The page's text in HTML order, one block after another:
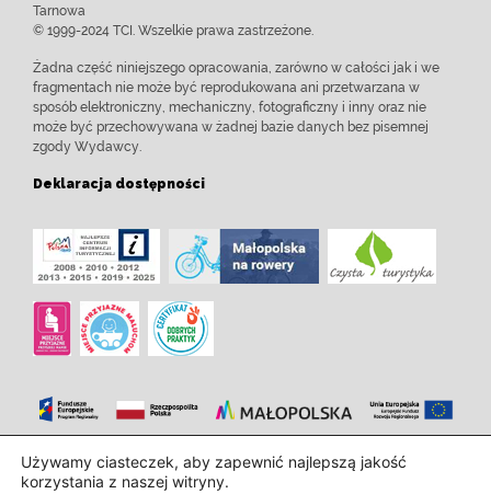
Tarnowa
© 1999-2024 TCI. Wszelkie prawa zastrzeżone.
Żadna część niniejszego opracowania, zarówno w całości jak i we
fragmentach nie może być reprodukowana ani przetwarzana w
sposób elektroniczny, mechaniczny, fotograficzny i inny oraz nie
może być przechowywana w żadnej bazie danych bez pisemnej
zgody Wydawcy.
Deklaracja dostępności
Zaprojektowanie i wdrożenie:InTechHouse.com
Używamy ciasteczek, aby zapewnić najlepszą jakość
korzystania z naszej witryny.